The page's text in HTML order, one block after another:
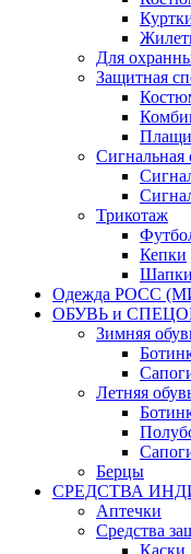
Для
Защитная
Плащи
Сигнальная
Трикотаж
Кепки
Шапки
Одежда РОСС
ОБУВЬ и
Зимняя
Летняя
Берцы
СРЕДСТВА
Аптечки
Средства
Каски